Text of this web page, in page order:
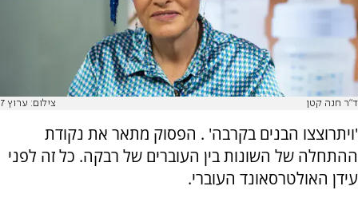
ד"ר חנה קטן צילום: ערוץ 7
'ויתרוצצו הבנים בקרבה' . הפסוק מתאר את נקודת
ההתחלה של השונות בין העוברים של רבקה. כל זה לפני
עידן האולטרסאונד העוברי.